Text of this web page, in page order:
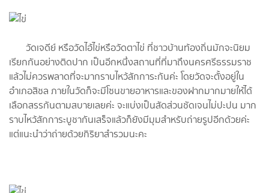
วัดเจดีย์ หรือวัดไอ้ไข่หรือวัดตาไข่ ที่ชาวบ้านท้องถิ่นมักจะนิยม
เรียกกันอย่างติดปาก เป็นอีกหนึ่งสถานที่ที่มาถึงนครศรีธรรมราช
แล้วไม่ควรพลาดที่จะมากราบไหว้สักการะกันค่ะ โดยวัดจะตั้งอยู่ใน
อำเภอสิชล ภายในวัดก็จะมีโซนขายอาหารและของฝากมากมายให้ได้
เลือกสรรกันตามสบายเลยค่ะ จะแบ่งเป็นสัดส่วนชัดเจนไม่ปะปน มาก
ราบไหว้สักการะบูชากันเสร็จแล้วก็ยังมีมุมสำหรับถ่ายรูปอีกด้วยค่ะ
แต่แนะนำว่าถ่ายด้วยกิริยาสำรวมนะคะ